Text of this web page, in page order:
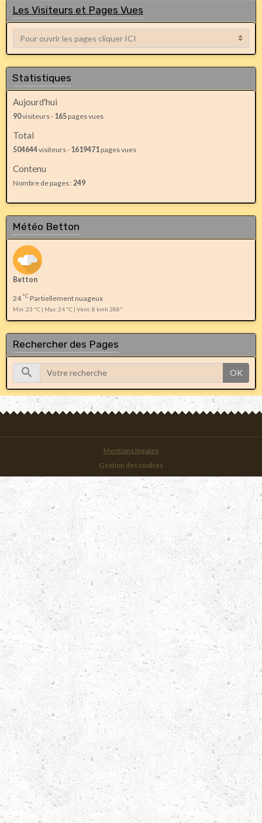
Les Visiteurs et Pages Vues
Statistiques
Aujourd'hui
90visiteurs - 165pages vues
Total
504644visiteurs - 1619471pages vues
Contenu
Nombre de pages :249
Météo Betton
Betton
24 °CPartiellement nuageux
Min: 23 °C | Max: 24 °C | Vent: 8 kmh 288°
Rechercher des Pages
OK
Mentions légales
Gestion des cookies